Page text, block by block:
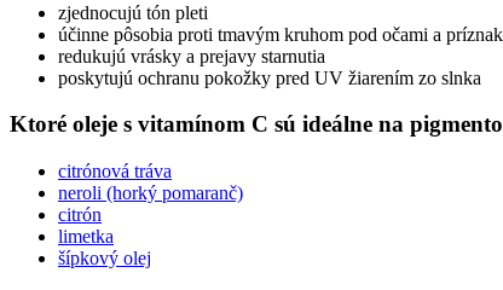
zjednocujú tón pleti
účinne pôsobia proti tmavým kruhom pod očami a
redukujú vrásky a prejavy starnutia
poskytujú ochranu pokožky pred UV žiarením zo slnka
Ktoré oleje s vitamínom C sú ideálne na
citrónová tráva
neroli (horký pomaranč)
citrón
limetka
šípkový olej